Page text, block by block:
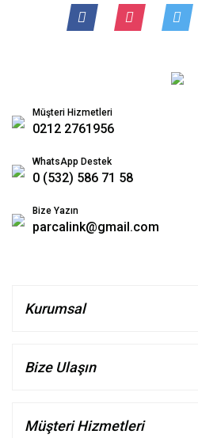
Müşteri Hizmetleri
0212 2761956
WhatsApp Destek
0 (532) 586 71 58
Bize Yazın
parcalink@gmail.com
Kurumsal
Bize Ulaşın
Müşteri Hizmetleri